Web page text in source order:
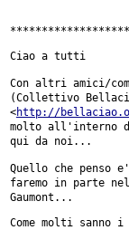
Ciao a tutti
Con altri amici/
(Collettivo
<http://
molto all'interno
qui da noi...
Quello che penso
faremo in parte
Gaumont...
Come molti